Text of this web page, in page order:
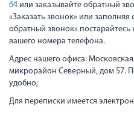
64 или заказывайте обратный
«Заказать звонок» или
обратный звонок»
вашего номера телефона.
Адрес нашего офиса:
микрорайон Северный, дом 57.
удобно;
Для переписки имеется